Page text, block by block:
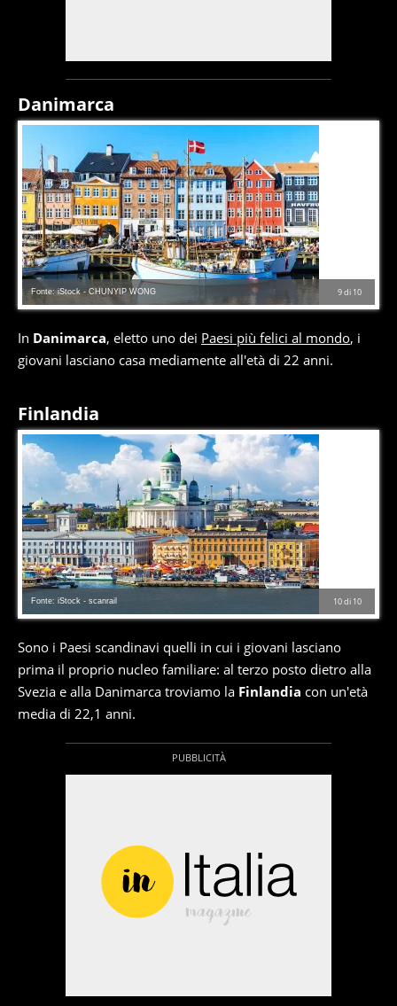
Danimarca
9di 10
Fonte: iStock - CHUNYIP WONG
In Danimarca, eletto uno dei Paesi più felici al mondo, i
giovani lasciano casa mediamente all'età di 22 anni.
Finlandia
10di 10
Fonte: iStock - scanrail
Sono i Paesi scandinavi quelli in cui i giovani lasciano
prima il proprio nucleo familiare: al terzo posto dietro alla
Svezia e alla Danimarca troviamo la Finlandia con un'età
media di 22,1 anni.